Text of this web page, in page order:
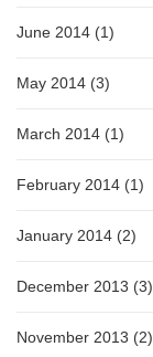
June 2014 (1)
May 2014 (3)
March 2014 (1)
February 2014 (1)
January 2014 (2)
December 2013 (3)
November 2013 (2)